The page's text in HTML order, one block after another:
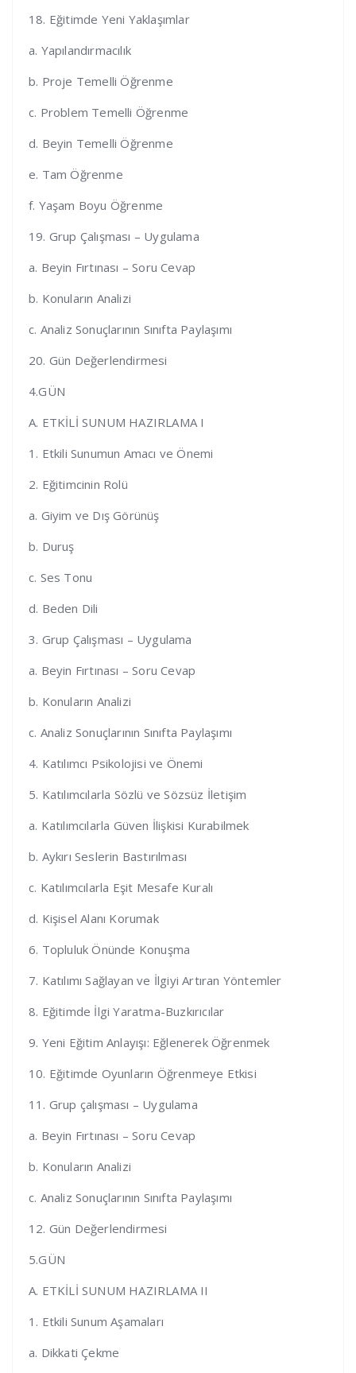
18. Eğitimde Yeni Yaklaşımlar
a. Yapılandırmacılık
b. Proje Temelli Öğrenme
c. Problem Temelli Öğrenme
d. Beyin Temelli Öğrenme
e. Tam Öğrenme
f. Yaşam Boyu Öğrenme
19. Grup Çalışması – Uygulama
a. Beyin Fırtınası – Soru Cevap
b. Konuların Analizi
c. Analiz Sonuçlarının Sınıfta Paylaşımı
20. Gün Değerlendirmesi
4.GÜN
A. ETKİLİ SUNUM HAZIRLAMA I
1. Etkili Sunumun Amacı ve Önemi
2. Eğitimcinin Rolü
a. Giyim ve Dış Görünüş
b. Duruş
c. Ses Tonu
d. Beden Dili
3. Grup Çalışması – Uygulama
a. Beyin Fırtınası – Soru Cevap
b. Konuların Analizi
c. Analiz Sonuçlarının Sınıfta Paylaşımı
4. Katılımcı Psikolojisi ve Önemi
5. Katılımcılarla Sözlü ve Sözsüz İletişim
a. Katılımcılarla Güven İlişkisi Kurabilmek
b. Aykırı Seslerin Bastırılması
c. Katılımcılarla Eşit Mesafe Kuralı
d. Kişisel Alanı Korumak
6. Topluluk Önünde Konuşma
7. Katılımı Sağlayan ve İlgiyi Artıran Yöntemler
8. Eğitimde İlgi Yaratma-Buzkırıcılar
9. Yeni Eğitim Anlayışı: Eğlenerek Öğrenmek
10. Eğitimde Oyunların Öğrenmeye Etkisi
11. Grup çalışması – Uygulama
a. Beyin Fırtınası – Soru Cevap
b. Konuların Analizi
c. Analiz Sonuçlarının Sınıfta Paylaşımı
12. Gün Değerlendirmesi
5.GÜN
A. ETKİLİ SUNUM HAZIRLAMA II
1. Etkili Sunum Aşamaları
a. Dikkati Çekme